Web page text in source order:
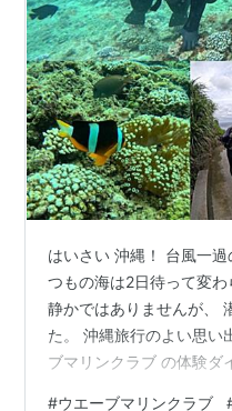
はいさい 沖縄！ 台風一
つもの海は2日待って変
静かではありませんが、
た。 沖縄旅行のよい思い
ブマリンクラブ の体験ダ
#ウエーブマリンクラブ